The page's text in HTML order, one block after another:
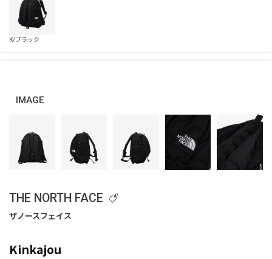
IMAGE
THE NORTH FACE
Kinkajou